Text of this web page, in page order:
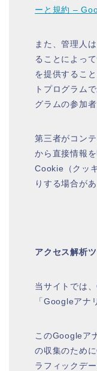
ーと規約 –
また、管理人
ることによっ
を提供するこ
トプログラム
グラムの参加者
第三者がコン
から直接情報
Cookie（クッ
りする場合があ
アクセス解析
当サイトでは
「Googleアナ
このGoogleア
の収集のため
ラフィックデ